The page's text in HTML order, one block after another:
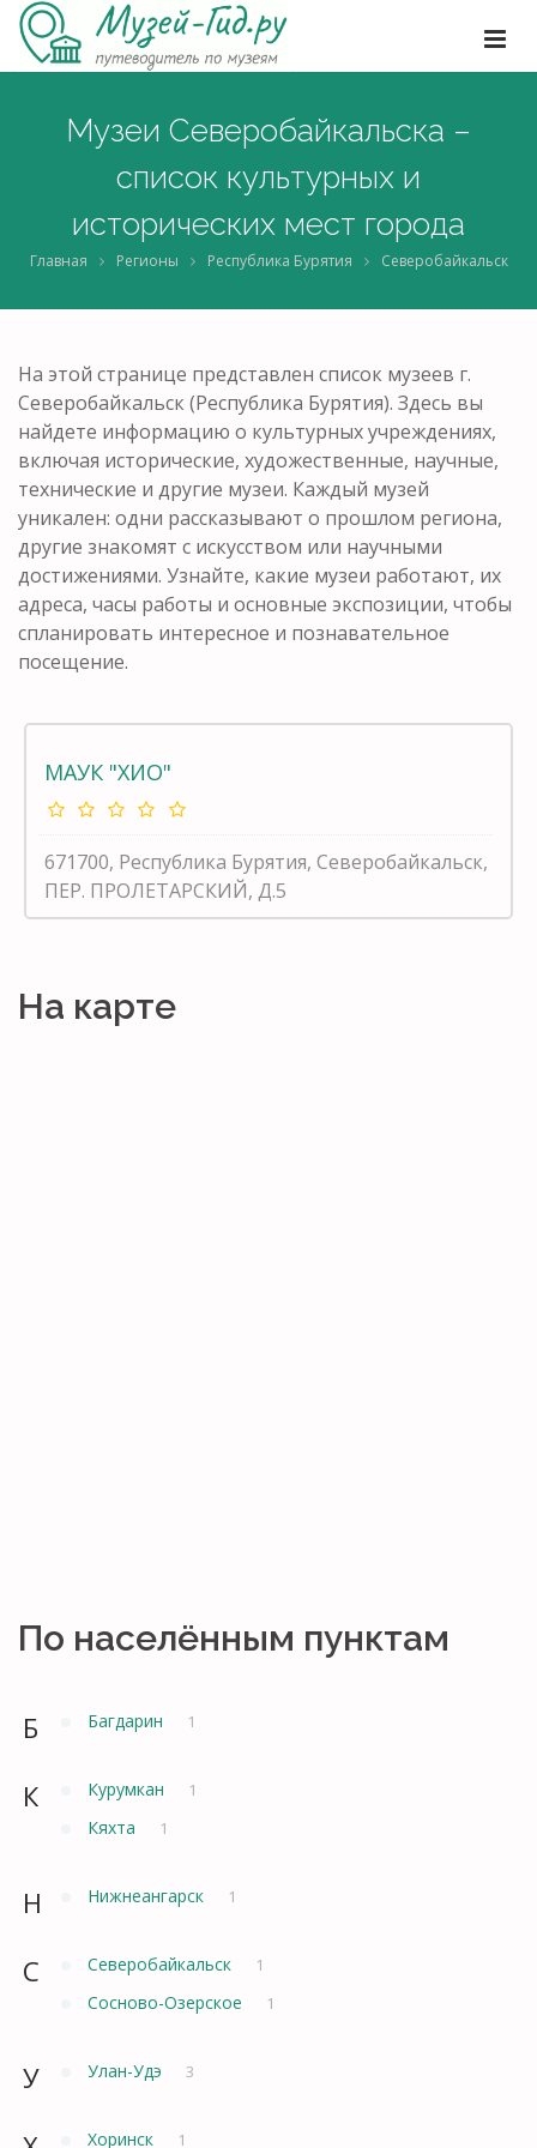
Музеи Северобайкальска –
список культурных и
исторических мест города
Главная Регионы Республика Бурятия Северобайкальск
На этой странице представлен список музеев г.
Северобайкальск (Республика Бурятия). Здесь вы
найдете информацию о культурных учреждениях,
включая исторические, художественные, научные,
технические и другие музеи. Каждый музей
уникален: одни рассказывают о прошлом региона,
другие знакомят с искусством или научными
достижениями. Узнайте, какие музеи работают, их
адреса, часы работы и основные экспозиции, чтобы
спланировать интересное и познавательное
посещение.
МАУК "ХИО"
671700, Республика Бурятия, Северобайкальск,
ПЕР. ПРОЛЕТАРСКИЙ, Д.5
На карте
По населённым пунктам
Б Багдарин 1
К Курумкан 1
Кяхта 1
Н Нижнеангарск 1
С Северобайкальск 1
Сосново-Озерское 1
У Улан-Удэ 3
Хоринск 1